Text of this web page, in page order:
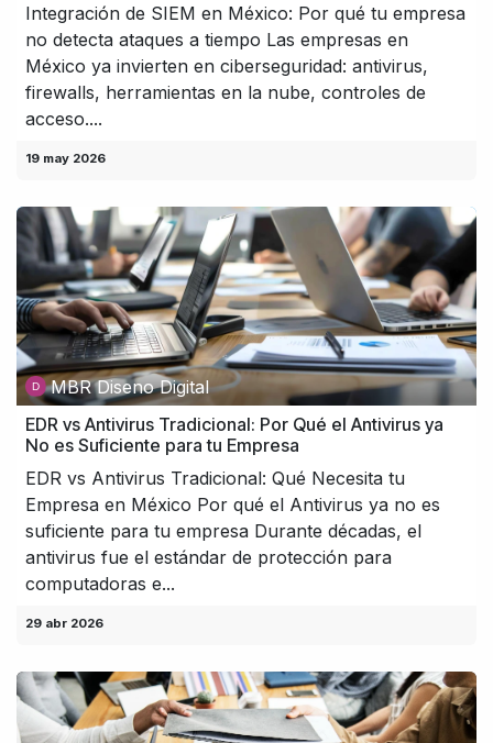
Integración de SIEM en México: Por qué tu empresa
no detecta ataques a tiempo Las empresas en
México ya invierten en ciberseguridad: antivirus,
firewalls, herramientas en la nube, controles de
acceso....
19 may 2026
MBR Diseno Digital
EDR vs Antivirus Tradicional: Por Qué el Antivirus ya
No es Suficiente para tu Empresa
EDR vs Antivirus Tradicional: Qué Necesita tu
Empresa en México Por qué el Antivirus ya no es
suficiente para tu empresa Durante décadas, el
antivirus fue el estándar de protección para
computadoras e...
29 abr 2026